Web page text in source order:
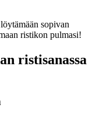
sopivan
ristikon pulmasi!
ristisanassa